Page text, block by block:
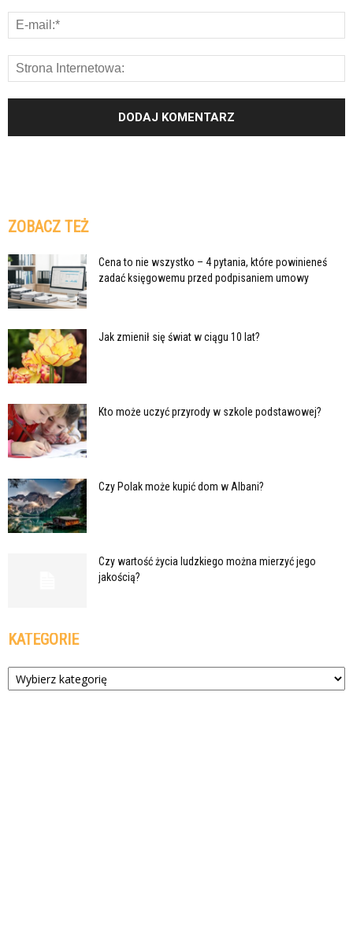
ZOBACZ TEŻ
Cena to nie wszystko – 4 pytania, które powinieneś
zadać księgowemu przed podpisaniem umowy
Jak zmienił się świat w ciągu 10 lat?
Kto może uczyć przyrody w szkole podstawowej?
Czy Polak może kupić dom w Albani?
Czy wartość życia ludzkiego można mierzyć jego
jakością?
KATEGORIE
Kategorie